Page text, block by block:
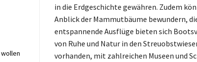
in die Erdgeschichte gewähren. Zudem
Anblick der Mammutbäume bewundern,
entspannende Ausflüge bieten sich
von Ruhe und Natur in den
vorhanden, mit zahlreichen Museen und